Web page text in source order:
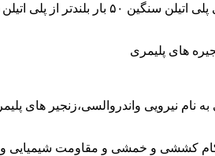
پلی اتیلن سنگین مثل پلی اتیلن سبک از اتم های هیدروژن و کربن تشکیل
های پلیمری
نیرویی واندروالسی،زنجیر های
کششی و خمشی و مقاومت شیمیایی